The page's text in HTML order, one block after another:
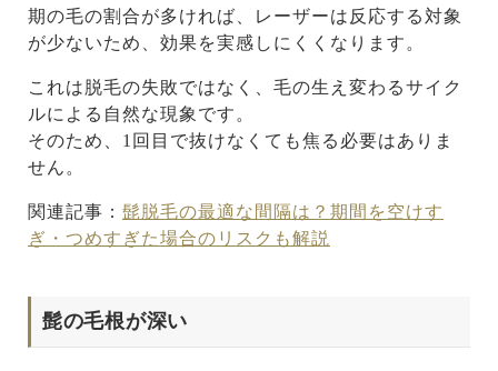
期の毛の割合が多ければ、レーザーは反応する対象
が少ないため、効果を実感しにくくなります。
これは脱毛の失敗ではなく、毛の生え変わるサイク
ルによる自然な現象です。
そのため、1回目で抜けなくても焦る必要はありま
せん。
関連記事： 髭脱毛の最適な間隔は？期間を空けす
ぎ・つめすぎた場合のリスクも解説
髭の毛根が深い